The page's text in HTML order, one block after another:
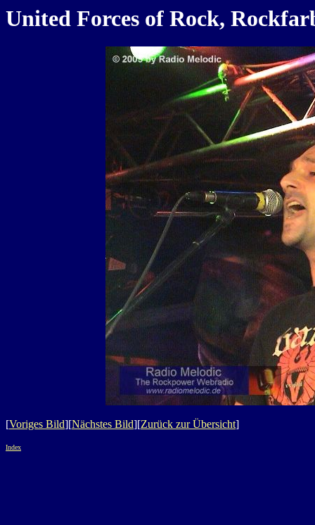
United Forces of Rock,
[Voriges Bild][Nächstes Bild][Zurück zur Übersicht]
Index